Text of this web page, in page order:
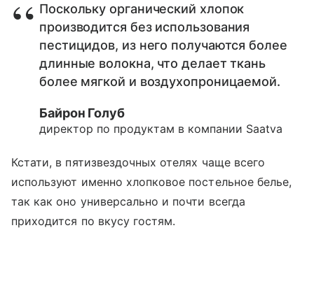
Поскольку органический хлопок
производится без использования
пестицидов, из него получаются более
длинные волокна, что делает ткань
более мягкой и воздухопроницаемой.
Байрон Голуб
директор по продуктам в компании Saatva
Кстати, в пятизвездочных отелях чаще всего
используют именно хлопковое постельное белье,
так как оно универсально и почти всегда
приходится по вкусу гостям.